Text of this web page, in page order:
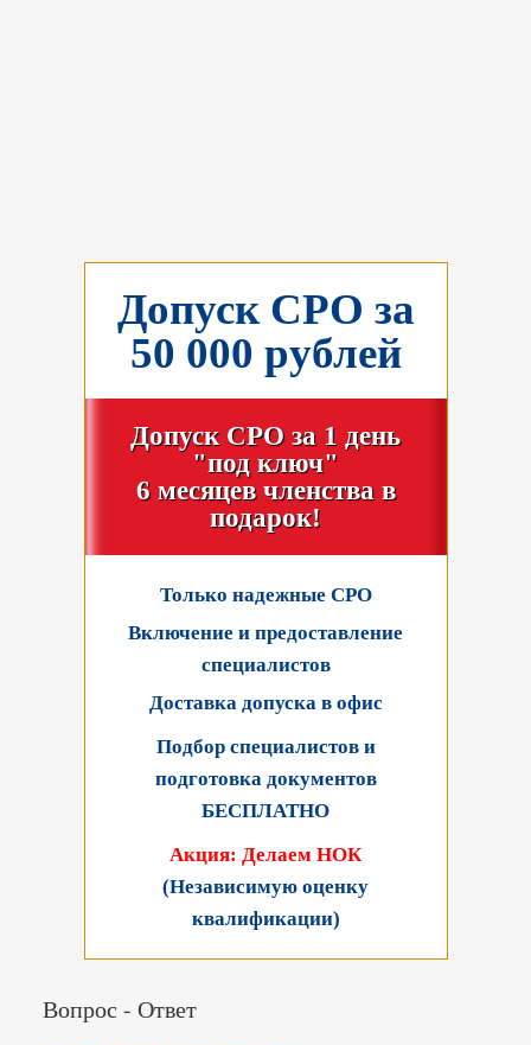
Допуск СРО за
50 000 рублей
Допуск СРО за 1 день
"под ключ"
6 месяцев членства в
подарок!
Только надежные СРО
Включение и предоставление
специалистов
Доставка допуска в офис
Подбор специалистов и
подготовка документов
БЕСПЛАТНО
Акция: Делаем НОК
(Независимую оценку
квалификации)
Вопрос - Ответ